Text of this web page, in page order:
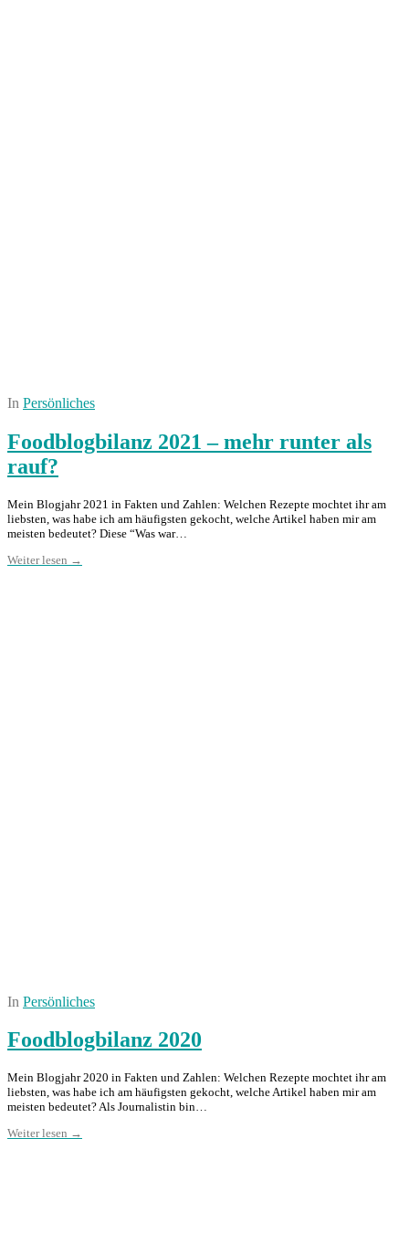
In Persönliches
Foodblogbilanz 2021 – mehr runter als
rauf?
Mein Blogjahr 2021 in Fakten und Zahlen: Welchen Rezepte mochtet ihr am
liebsten, was habe ich am häufigsten gekocht, welche Artikel haben mir am
meisten bedeutet? Diese “Was war…
Weiter lesen →
In Persönliches
Foodblogbilanz 2020
Mein Blogjahr 2020 in Fakten und Zahlen: Welchen Rezepte mochtet ihr am
liebsten, was habe ich am häufigsten gekocht, welche Artikel haben mir am
meisten bedeutet? Als Journalistin bin…
Weiter lesen →